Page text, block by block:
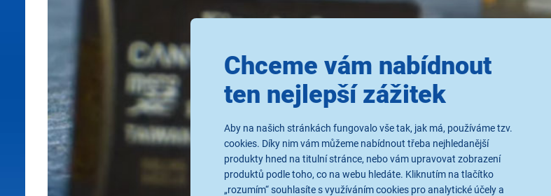
Chceme vám nabídnout
ten nejlepší zážitek
Aby na našich stránkách fungovalo vše tak, jak má, používáme tzv.
cookies. Díky nim vám můžeme nabídnout třeba nejhledanější
produkty hned na titulní stránce, nebo vám upravovat zobrazení
produktů podle toho, co na webu hledáte. Kliknutím na tlačítko
„rozumím“ souhlasíte s využíváním cookies pro analytické účely a